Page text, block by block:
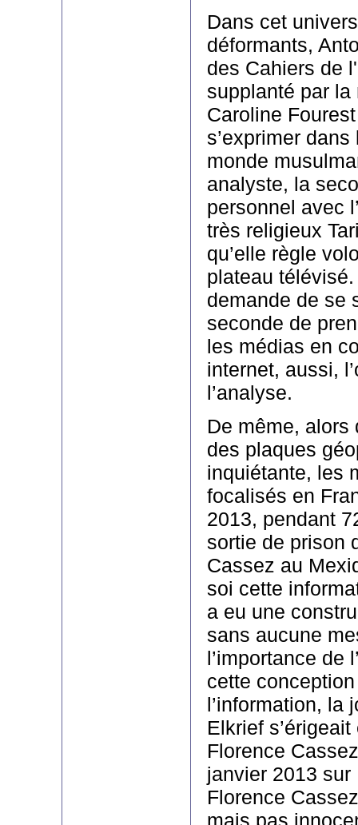
Dans cet
déformants,
des Cahiers de
supplanté par
Caroline Fourest
s’exprimer
monde
analyste, la
personnel avec
très religieux
qu’elle règle
plateau
demande de se
seconde de
les médias en
internet, aussi,
l’analyse.
De même, alors
des plaques
inquiétante, les
focalisés en
2013, pendant
sortie de prison
Cassez au
soi cette
a eu une
sans aucune
l’importance de
cette
l’information, la
Elkrief
Florence
janvier 2013 sur
Florence
mais pas